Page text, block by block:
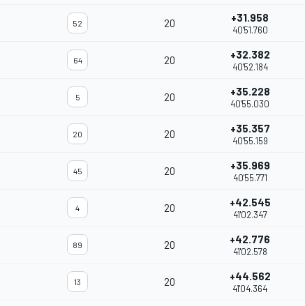
52 20 +31.958
40'51.760
64 20 +32.382
40'52.184
5 20 +35.228
40'55.030
20 20 +35.357
40'55.159
45 20 +35.969
40'55.771
4 20 +42.545
41'02.347
89 20 +42.776
41'02.578
13 20 +44.562
41'04.364